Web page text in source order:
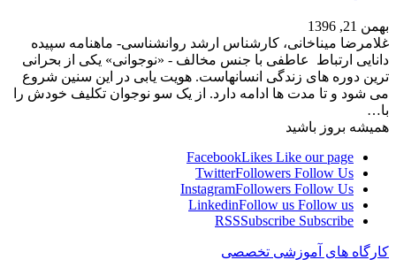
بهمن 21, 1396
غلامرضا میناخانی، کارشناس ارشد روانشناسی- ماهنامه سپیده
دانایی ارتباط عاطفی با جنس مخالف - «نوجوانی» یکی از بحرانی
ترین دوره های زندگی انسانهاست. هویت یابی در این سنین شروع
می شود و تا مدت ها ادامه دارد. از یک سو نوجوان تکلیف خودش را
با…
همیشه بروز باشید
FacebookLikes Like our page
TwitterFollowers Follow Us
InstagramFollowers Follow Us
LinkedinFollow us Follow us
RSSSubscribe Subscribe
کارگاه های آموزشی تخصصی